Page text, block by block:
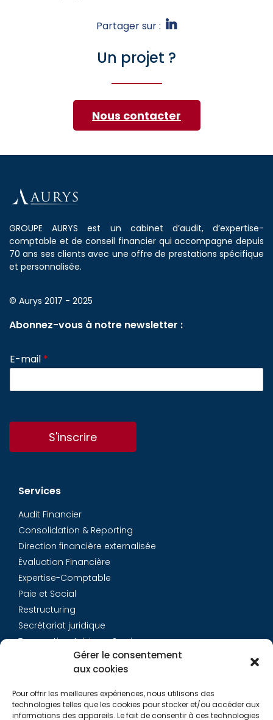
Gérer le consentement
aux cookies
Pour offrir les meilleures expériences, nous utilisons des
technologies telles que les cookies pour stocker et/ou accéder aux
informations des appareils. Le fait de consentir à ces technologies
Partager sur :
Un projet ?
Nous contacter
GROUPE AURYS est un cabinet d’audit, d’expertise-
comptable et de conseil financier qui accompagne depuis
70 ans ses clients avec une offre de prestations spécifique
et personnalisée.
© Aurys 2017 - 2025
Abonnez-vous à notre newsletter :
E-mail *
S'inscrire
Services
Audit Financier
Consolidation & Reporting
Direction financière externalisée
Évaluation Financière
Expertise-Comptable
Paie et Social
Restructuring
Secrétariat juridique
Transaction Advisory Services
Équipe
Carrières